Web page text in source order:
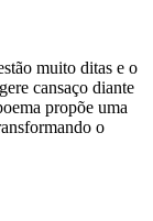
muito ditas e o
cansaço diante
propõe uma
o